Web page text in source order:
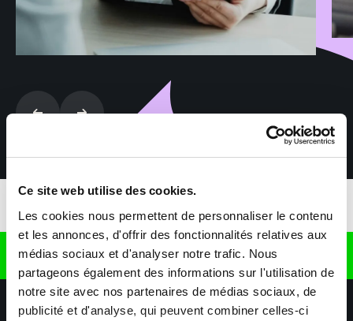
Ce site web utilise des cookies.
Les cookies nous permettent de personnaliser le contenu
et les annonces, d'offrir des fonctionnalités relatives aux
médias sociaux et d'analyser notre trafic. Nous
partageons également des informations sur l'utilisation de
notre site avec nos partenaires de médias sociaux, de
publicité et d'analyse, qui peuvent combiner celles-ci
Retrouvez nous sur